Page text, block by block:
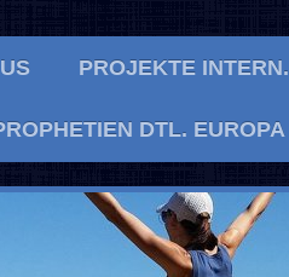
PROJEKTE INTERN.
DTL. EUROPA